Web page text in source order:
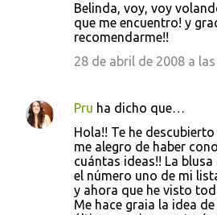
Belinda, voy, voy
que me encuentro! y
recomendarme!!
28 de abril de 2008 a las
Pru ha dicho que…
Hola!! Te he
me alegro de haber
cuántas ideas!! La
el número uno de mi
y ahora que he visto
Me hace graia la idea